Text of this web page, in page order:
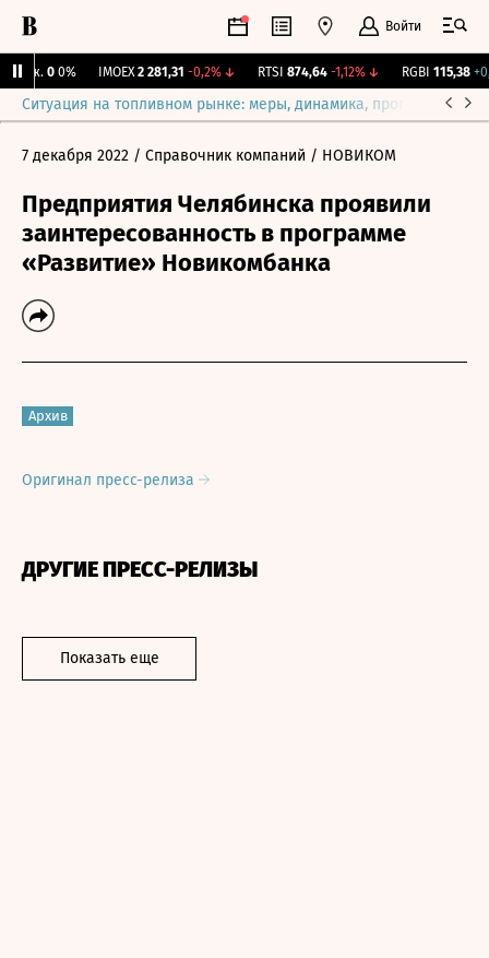
Войти
0 0% IMOEX 2 281,31 -0,2%↓ RTSI 874,64 -1,12%↓ RGBI 115,38
Ситуация на топливном рынке: меры, динамика, прогнозы
7 декабря 2022 / Справочник компаний / НОВИКОМ
Предприятия Челябинска проявили
заинтересованность в программе
«Развитие» Новикомбанка
Архив
Оригинал пресс-релиза
ДРУГИЕ ПРЕСС-РЕЛИЗЫ
Показать еще